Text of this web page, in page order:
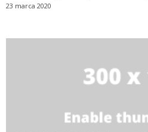
23 marca 2020